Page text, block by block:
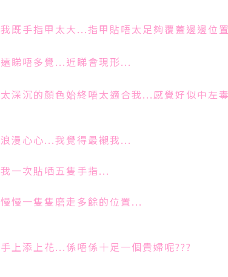
我既手指甲太大...指甲貼唔太足夠覆蓋邊邊位
遠睇唔多覺...近睇會現形...
太深沉的顏色始終唔太適合我...感覺好似中左
浪漫心心...我覺得最襯我...
我一次貼哂五隻手指...
慢慢一隻隻磨走多餘的位置...
手上添上花...係唔係十足一個貴婦呢???